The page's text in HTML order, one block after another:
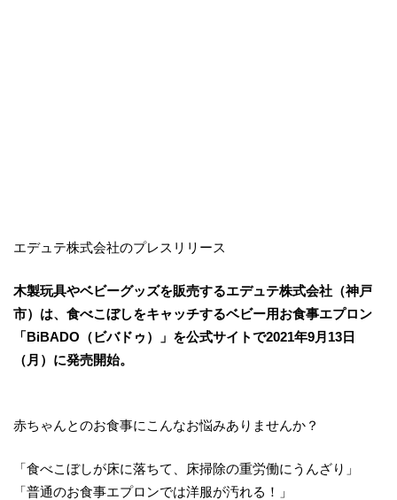
エデュテ株式会社のプレスリリース
木製玩具やベビーグッズを販売するエデュテ株式会社（神戸
市）は、食べこぼしをキャッチするベビー用お食事エプロン
「BiBADO（ビバドゥ）」を公式サイトで2021年9月13日
（月）に発売開始。
赤ちゃんとのお食事にこんなお悩みありませんか？
「食べこぼしが床に落ちて、床掃除の重労働にうんざり」
「普通のお食事エプロンでは洋服が汚れる！」